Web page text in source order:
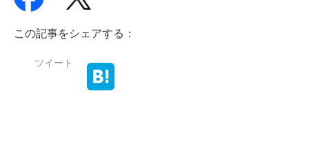
この記事をシェアする：
ツイート